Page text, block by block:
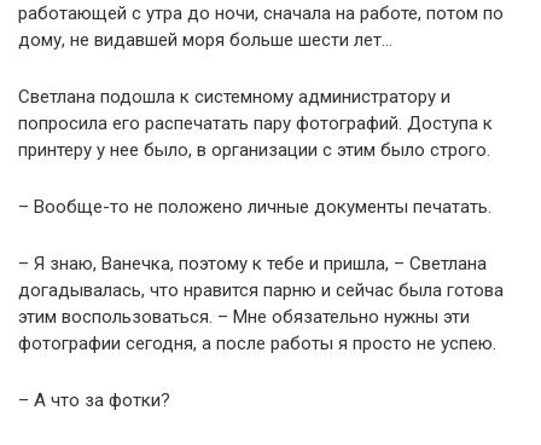
работающей с утра до ночи, сначала на работе, потом по
дому, не видавшей моря больше шести лет…
Светлана подошла к системному администратору и
попросила его распечатать пару фотографий. Доступа к
принтеру у нее было, в организации с этим было строго.
– Вообще-то не положено личные документы печатать.
– Я знаю, Ванечка, поэтому к тебе и пришла, – Светлана
догадывалась, что нравится парню и сейчас была готова
этим воспользоваться. – Мне обязательно нужны эти
фотографии сегодня, а после работы я просто не успею.
– А что за фотки?